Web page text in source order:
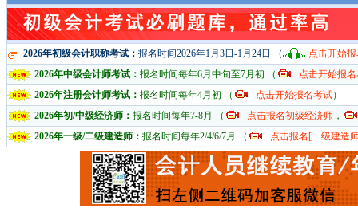
2026年初级会计职称考试： 报名时间2026年1月3日-1月24日 （
点击开始
2026年中级会计师考试： 报名时间每年6月中旬至7月初 （
点击开始报
2026年注册会计师考试： 报名时间每年4月初 （ 点击开始报名考试）
2026年初/中级经济师： 报名时间每年7-8月 （ 点击报名初级经济师 ，
2026年一级/二级建造师： 报名时间每年2/4/6/7月 （ 点击报名[一级建造